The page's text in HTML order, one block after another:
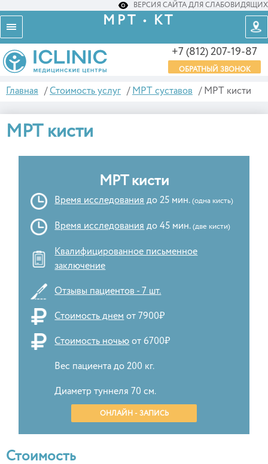
ВЕРСИЯ САЙТА ДЛЯ СЛАБОВИДЯЩИХ
МРТ • КТ
+7 (812) 207-19-87
ОБРАТНЫЙ ЗВОНОК
Главная / Стоимость услуг / МРТ суставов / МРТ кисти
МРТ кисти
МРТ кисти
Время исследования до 25 мин.(одна кисть)
Время исследования до 45 мин.(две кисти)
Квалифицированное письменное
заключение
Отзывы пациентов - 7 шт.
Стоимость днем от 7900₽
Стоимость ночью от 6700₽
Вес пациента до 200 кг.
Диаметр туннеля 70 см.
ОНЛАЙН - ЗАПИСЬ
Стоимость